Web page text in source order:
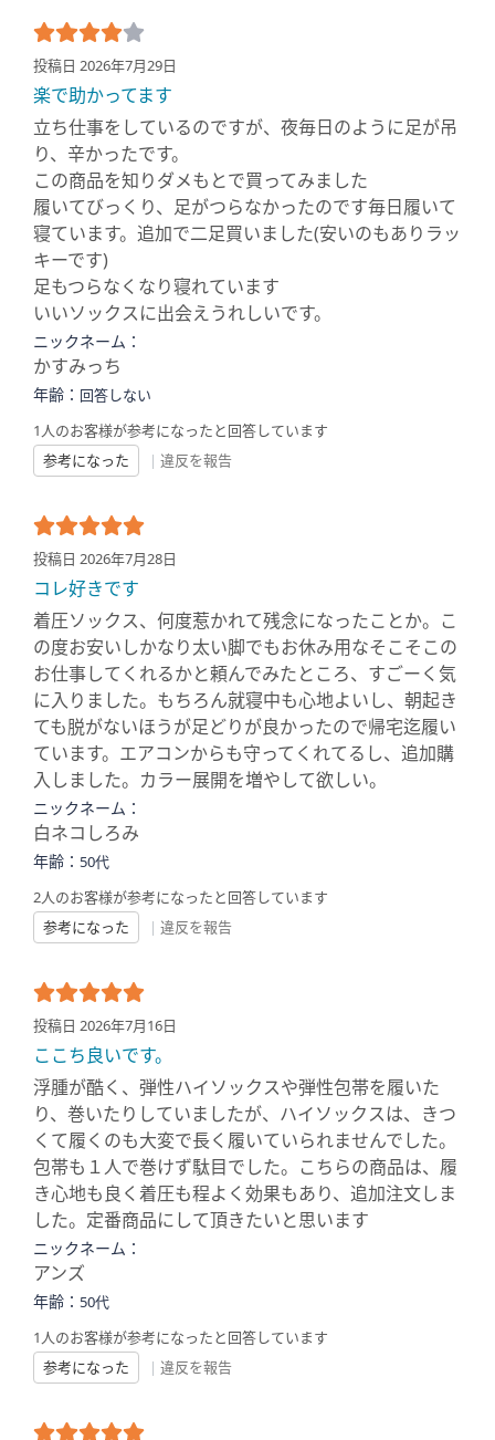
投稿日 2026年7月29日
楽で助かってます
立ち仕事をしているのですが、夜毎日のように足が吊
り、辛かったです。
この商品を知りダメもとで買ってみました
履いてびっくり、足がつらなかったのです毎日履いて
寝ています。追加で二足買いました(安いのもありラッ
キーです)
足もつらなくなり寝れています
いいソックスに出会えうれしいです。
ニックネーム：
かすみっち
年齢： 回答しない
1人のお客様が参考になったと回答しています
参考になった
| 違反を報告
投稿日 2026年7月28日
コレ好きです
着圧ソックス、何度惹かれて残念になったことか。こ
の度お安いしかなり太い脚でもお休み用なそこそこの
お仕事してくれるかと頼んでみたところ、すごーく気
に入りました。もちろん就寝中も心地よいし、朝起き
ても脱がないほうが足どりが良かったので帰宅迄履い
ています。エアコンからも守ってくれてるし、追加購
入しました。カラー展開を増やして欲しい。
ニックネーム：
白ネコしろみ
年齢： 50代
2人のお客様が参考になったと回答しています
参考になった
| 違反を報告
投稿日 2026年7月16日
ここち良いです。
浮腫が酷く、弾性ハイソックスや弾性包帯を履いた
り、巻いたりしていましたが、ハイソックスは、きつ
くて履くのも大変で長く履いていられませんでした。
包帯も１人で巻けず駄目でした。こちらの商品は、履
き心地も良く着圧も程よく効果もあり、追加注文しま
した。定番商品にして頂きたいと思います
ニックネーム：
アンズ
年齢： 50代
1人のお客様が参考になったと回答しています
参考になった
| 違反を報告